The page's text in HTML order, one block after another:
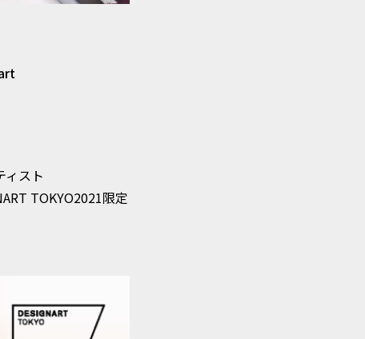
ィスト
TOKYO2021限定
供することはありません。
た場合には、ご本人の同意
削除、利用停止、消去または
す。
いたします。